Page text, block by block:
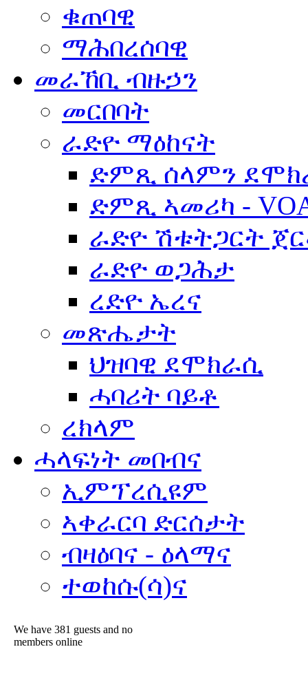
ቁጠባዊ
ማሕበረሰባዊ
መራኸቢ ብዙኃን
መርበባት
ራድዮ ማዕከናት
ድምጺ ሰላምን
ድምጺ ኣመሪካ -
ራድዮ ሽቱትጋርት
ራድዮ ወጋሕታ
ረድዮ ኤረና
መጽሔታት
ህዝባዊ ደሞክራሲ
ሓባሪት ባይቶ
ረክላም
ሓላፍነት መበብና
ኢምፕረሲዩም
ኣቀራርባ ድርሰታት
ብዛዕባና - ዕላማና
ተወከሱ(ሳ)ና
We have 381 guests and no
members online